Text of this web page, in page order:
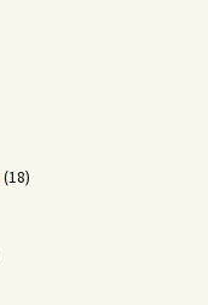
(18)